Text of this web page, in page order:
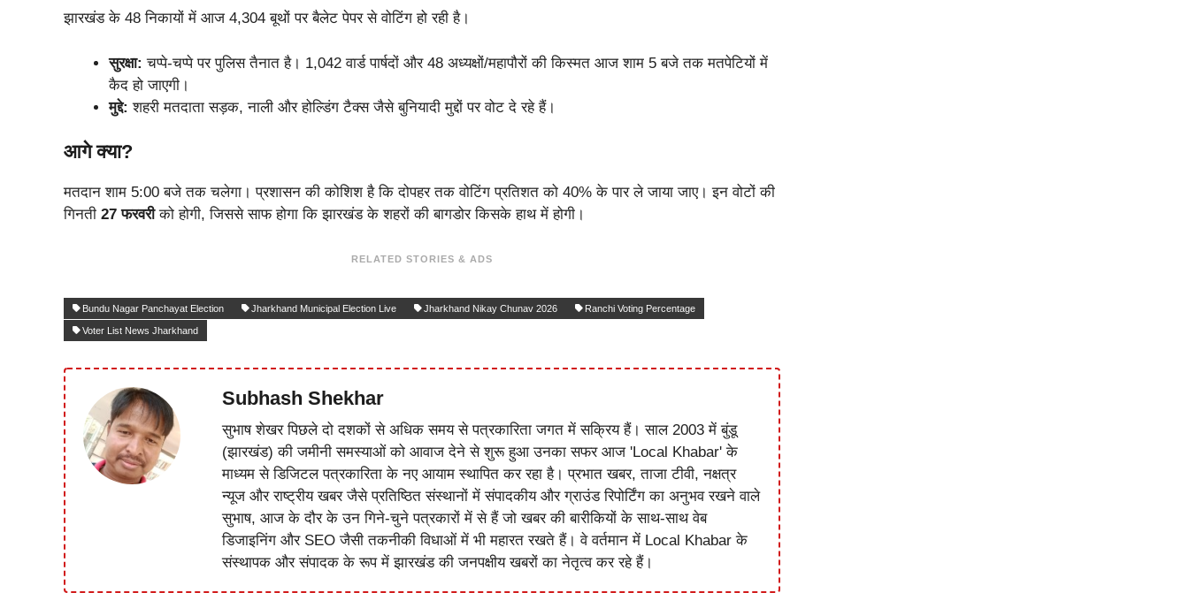
झारखंड के 48 निकायों में आज 4,304 बूथों पर बैलेट पेपर से वोटिंग हो रही है।
सुरक्षा: चप्पे-चप्पे पर पुलिस तैनात है। 1,042 वार्ड पार्षदों और 48 अध्यक्षों/महापौरों की किस्मत आज शाम 5 बजे तक मतपेटियों में
कैद हो जाएगी।
मुद्दे: शहरी मतदाता सड़क, नाली और होल्डिंग टैक्स जैसे बुनियादी मुद्दों पर वोट दे रहे हैं।
आगे क्या?
मतदान शाम 5:00 बजे तक चलेगा। प्रशासन की कोशिश है कि दोपहर तक वोटिंग प्रतिशत को 40% के पार ले जाया जाए। इन वोटों की
गिनती 27 फरवरीको होगी, जिससे साफ होगा कि झारखंड के शहरों की बागडोर किसके हाथ में होगी।
RELATED STORIES & ADS
Bundu Nagar Panchayat Election Jharkhand Municipal Election Live Jharkhand Nikay Chunav 2026 Ranchi Voting Percentage
Voter List News Jharkhand
Subhash Shekhar
सुभाष शेखर पिछले दो दशकों से अधिक समय से पत्रकारिता जगत में सक्रिय हैं। साल 2003 में बुंडू
(झारखंड) की जमीनी समस्याओं को आवाज देने से शुरू हुआ उनका सफर आज 'Local Khabar' के
माध्यम से डिजिटल पत्रकारिता के नए आयाम स्थापित कर रहा है। प्रभात खबर, ताजा टीवी, नक्षत्र
न्यूज और राष्ट्रीय खबर जैसे प्रतिष्ठित संस्थानों में संपादकीय और ग्राउंड रिपोर्टिंग का अनुभव रखने वाले
सुभाष, आज के दौर के उन गिने-चुने पत्रकारों में से हैं जो खबर की बारीकियों के साथ-साथ वेब
डिजाइनिंग और SEO जैसी तकनीकी विधाओं में भी महारत रखते हैं। वे वर्तमान में Local Khabar के
संस्थापक और संपादक के रूप में झारखंड की जनपक्षीय खबरों का नेतृत्व कर रहे हैं।